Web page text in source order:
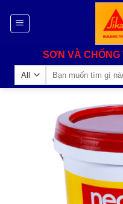
SƠN VÀ CHỐNG